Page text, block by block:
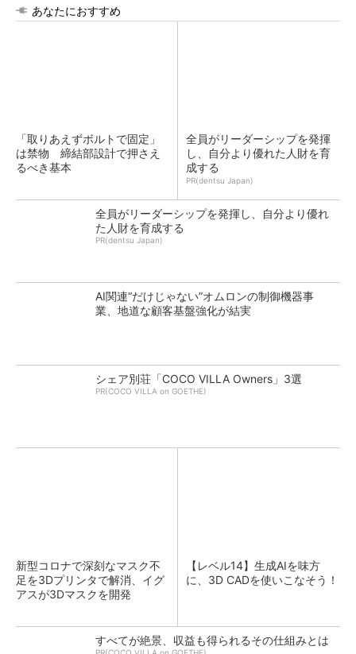
あなたにおすすめ
「取りあえずボルトで固定」
は禁物 締結部設計で押さえ
るべき基本
全員がリーダーシップを発揮
し、自分より優れた人財を育
成する
PR(dentsu Japan)
全員がリーダーシップを発揮し、自分より優れ
た人財を育成する
PR(dentsu Japan)
AI関連“だけじゃない”オムロンの制御機器事
業、地道な顧客基盤強化が結実
シェア別荘「COCO VILLA Owners」3選
PR(COCO VILLA on GOETHE)
新型コロナで深刻なマスク不
足を3Dプリンタで解消、イグ
アスが3Dマスクを開発
【レベル14】生成AIを味方
に、3D CADを使いこなそう！
すべてが絶景、収益も得られるその仕組みとは